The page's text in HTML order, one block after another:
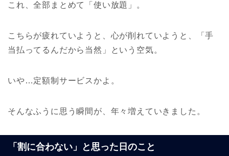
これ、全部まとめて「使い放題」。
こちらが疲れていようと、心が削れていようと、「手
当払ってるんだから当然」という空気。
いや…定額制サービスかよ。
そんなふうに思う瞬間が、年々増えていきました。
「割に合わない」と思った日のこと